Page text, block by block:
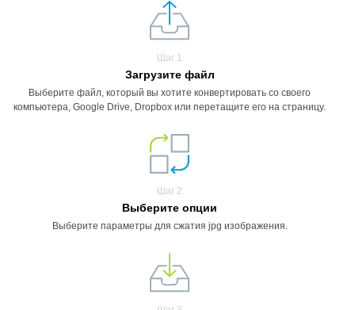
Шаг 1
Загрузите файл
Выберите файл, который вы хотите конвертировать со своего
компьютера, Google Drive, Dropbox или перетащите его на страницу.
Шаг 2
Выберите опции
Выберите параметры для сжатия jpg изображения.